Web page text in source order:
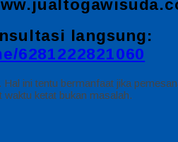
langsung:
6281222821060
ini tentu bermanfaat jika
ketat bukan masalah.